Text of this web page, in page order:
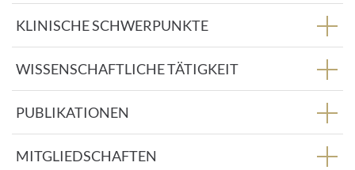
e
s
s
e
:
KLINISCHE SCHWERPUNKTE
WISSENSCHAFTLICHE TÄTIGKEIT
PUBLIKATIONEN
MITGLIEDSCHAFTEN